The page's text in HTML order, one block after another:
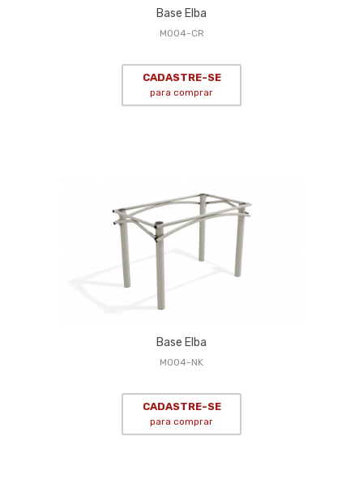
Base Elba
M004-CR
CADASTRE-SE
para comprar
Base Elba
M004-NK
CADASTRE-SE
para comprar